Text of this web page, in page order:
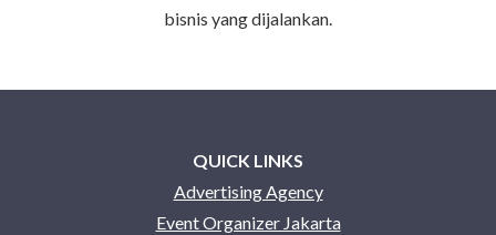
bisnis yang dijalankan.
QUICK LINKS
Advertising Agency
Event Organizer Jakarta